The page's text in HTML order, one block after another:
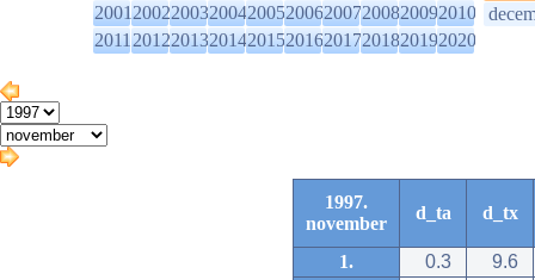
2001200220032004200520062007200820092010
2011201220132014201520162017201820192020
1997.
november
d_ta d_tx
1. 0.3
9.6